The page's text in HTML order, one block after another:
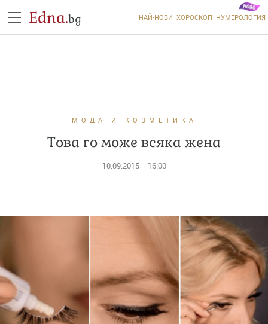
Edna.bg НАЙ-НОВИ ХОРОСКОП НУМЕРОЛОГИЯ
МОДА И КОЗМЕТИКА
Това го може всяка жена
10.09.2015 16:00